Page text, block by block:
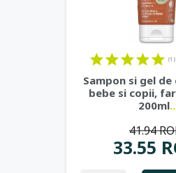
(1)
Sampon si gel
bebe si copii,
200ml
33.55
41.94